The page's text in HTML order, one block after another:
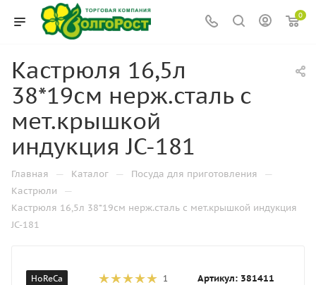
0
Кастрюля 16,5л
38*19см нерж.сталь с
мет.крышкой
индукция JC-181
Главная — Каталог — Посуда для приготовления —
Кастрюли —
Кастрюля 16,5л 38*19см нерж.сталь с мет.крышкой индукция
JC-181
HoReCa 1 Артикул: 381411